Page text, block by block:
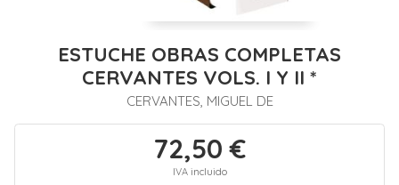
ESTUCHE OBRAS COMPLETAS
CERVANTES VOLS. I Y II *
CERVANTES, MIGUEL DE
72,50 €
IVA incluido